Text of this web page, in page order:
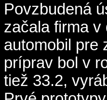
Povzbudená
začala firma
automobil pre
príprav bol v
tiež 33.2,